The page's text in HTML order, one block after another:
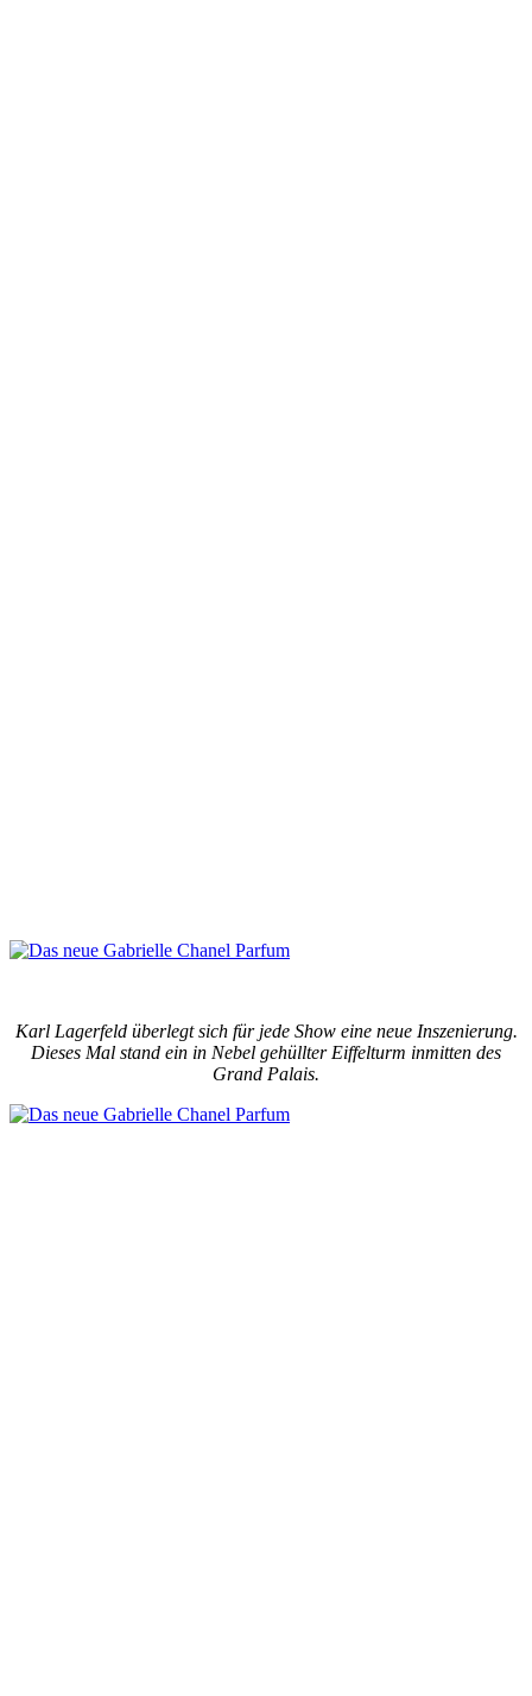
Karl Lagerfeld überlegt sich für jede Show eine neue Inszenierung.
Dieses Mal stand ein in Nebel gehüllter Eiffelturm inmitten des
Grand Palais.